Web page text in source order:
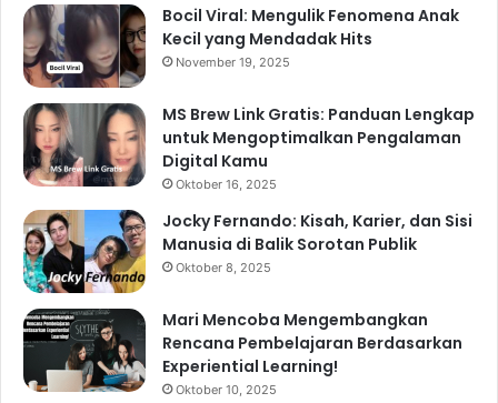
Bocil Viral: Mengulik Fenomena Anak
Kecil yang Mendadak Hits
November 19, 2025
MS Brew Link Gratis: Panduan Lengkap
untuk Mengoptimalkan Pengalaman
Digital Kamu
Oktober 16, 2025
Jocky Fernando: Kisah, Karier, dan Sisi
Manusia di Balik Sorotan Publik
Oktober 8, 2025
Mari Mencoba Mengembangkan
Rencana Pembelajaran Berdasarkan
Experiential Learning!
Oktober 10, 2025